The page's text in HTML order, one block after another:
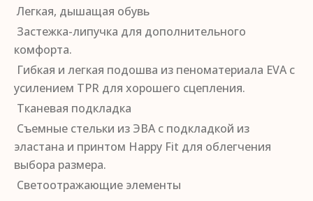
Легкая, дышащая обувь
Застежка-липучка для дополнительного
комфорта.
Гибкая и легкая подошва из пеноматериала EVA с
усилением TPR для хорошего сцепления.
Тканевая подкладка
Съемные стельки из ЭВА с подкладкой из
эластана и принтом Happy Fit для облегчения
выбора размера.
Светоотражающие элементы